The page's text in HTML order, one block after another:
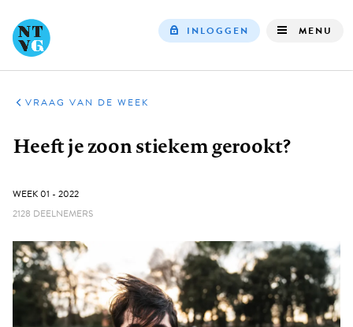
INLOGGEN MENU
VRAAG VAN DE WEEK
Heeft je zoon stiekem gerookt?
GEPUBLICEERD:
WEEK 01 - 2022
2128 DEELNEMERS